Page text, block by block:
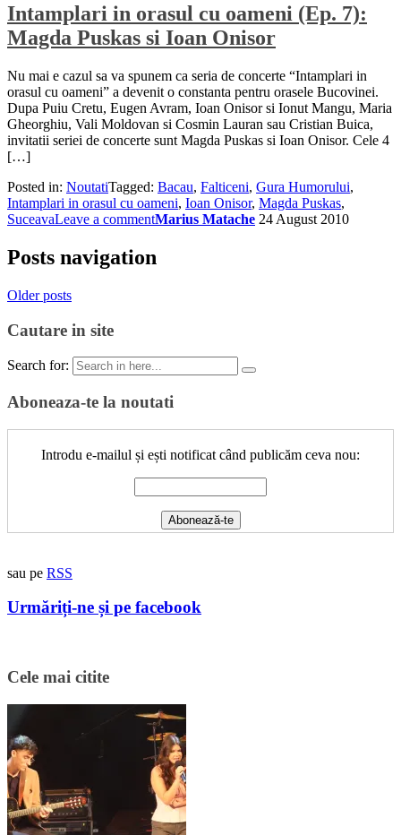
Intamplari in orasul cu oameni (Ep. 7):
Magda Puskas si Ioan Onisor
Nu mai e cazul sa va spunem ca seria de concerte “Intamplari in
orasul cu oameni” a devenit o constanta pentru orasele Bucovinei.
Dupa Puiu Cretu, Eugen Avram, Ioan Onisor si Ionut Mangu, Maria
Gheorghiu, Vali Moldovan si Cosmin Lauran sau Cristian Buica,
invitatii seriei de concerte sunt Magda Puskas si Ioan Onisor. Cele 4
[…]
Posted in: NoutatiTagged: Bacau, Falticeni, Gura Humorului,
Intamplari in orasul cu oameni, Ioan Onisor, Magda Puskas,
SuceavaLeave a commentMarius Matache 24 August 2010
Posts navigation
Older posts
Cautare in site
Search for:
Aboneaza-te la noutati
Introdu e-mailul și ești notificat când publicăm ceva nou:
sau pe RSS
Urmăriți-ne și pe facebook
Cele mai citite